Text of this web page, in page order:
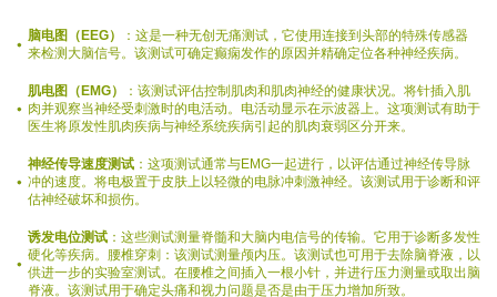
脑电图（EEG）
：这是一种无创无痛测试，它使用连接到头部的特殊传感器
来检测大脑信号。该测试可确定癫痫发作的原因并精确定位各种神经疾病。
肌电图（EMG）
：该测试评估控制肌肉和肌肉神经的健康状况。将针插入肌
肉并观察当神经受刺激时的电活动。电活动显示在示波器上。这项测试有助于
医生将原发性肌肉疾病与神经系统疾病引起的肌肉衰弱区分开来。
神经传导速度测试 ：这项测试通常与EMG一起进行，以评估通过神经传导脉
冲的速度。将电极置于皮肤上以轻微的电脉冲刺激神经。该测试用于诊断和评
估神经破坏和损伤。
诱发电位测试 ：这些测试测量脊髓和大脑内电信号的传输。它用于诊断多发性
硬化等疾病。腰椎穿刺：该测试测量颅内压。该测试也可用于去除脑脊液，以
供进一步的实验室测试。在腰椎之间插入一根小针，并进行压力测量或取出脑
脊液。该测试用于确定头痛和视力问题是否是由于压力增加所致。